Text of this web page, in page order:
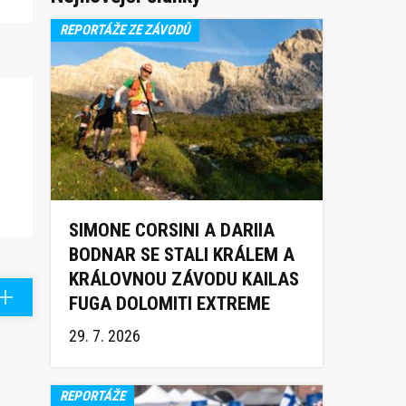
REPORTÁŽE ZE ZÁVODŮ
SIMONE CORSINI A DARIIA
BODNAR SE STALI KRÁLEM A
KRÁLOVNOU ZÁVODU KAILAS
FUGA DOLOMITI EXTREME
TRAIL 2026
29. 7. 2026
REPORTÁŽE